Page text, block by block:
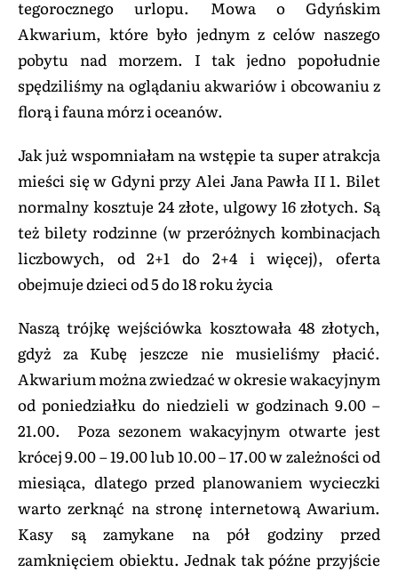
tegorocznego urlopu. Mowa o Gdyńskim
Akwarium, które było jednym z celów naszego
pobytu nad morzem. I tak jedno popołudnie
spędziliśmy na oglądaniu akwariów i obcowaniu z
florą i fauna mórz i oceanów.
Jak już wspomniałam na wstępie ta super atrakcja
mieści się w Gdyni przy Alei Jana Pawła II 1. Bilet
normalny kosztuje 24 złote, ulgowy 16 złotych. Są
też bilety rodzinne (w przeróżnych kombinacjach
liczbowych, od 2+1 do 2+4 i więcej), oferta
obejmuje dzieci od 5 do 18 roku życia
Naszą trójkę wejściówka kosztowała 48 złotych,
gdyż za Kubę jeszcze nie musieliśmy płacić.
Akwarium można zwiedzać w okresie wakacyjnym
od poniedziałku do niedzieli w godzinach 9.00 –
21.00. Poza sezonem wakacyjnym otwarte jest
krócej 9.00 – 19.00 lub 10.00 – 17.00 w zależności od
miesiąca, dlatego przed planowaniem wycieczki
warto zerknąć na stronę internetową Awarium.
Kasy są zamykane na pół godziny przed
zamknięciem obiektu. Jednak tak późne przyjście